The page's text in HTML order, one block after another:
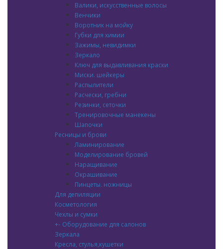
Валики, искусственные волосы
Венчики
Воротник на мойку
Губки для химии
Зажимы, невидимки
Зеркало
Ключ для выдавливания краски
Миски. шейкеры
Распылители
Расчески, гребни
Резинки, сеточки
Тренировочные манекены
Шапочки
Ресницы и брови
Ламинирование
Моделирование бровей
Наращивание
Окрашивание
Пинцеты. ножницы
Для депиляции
Косметология
Чехлы и сумки
+- Оборудование для салонов
Зеркала
Кресла, стулья,кушетки